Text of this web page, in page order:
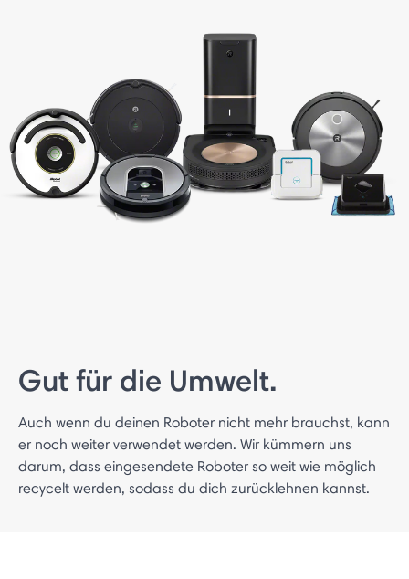
Gut für die Umwelt.
Auch wenn du deinen Roboter nicht mehr brauchst, kann
er noch weiter verwendet werden. Wir kümmern uns
darum, dass eingesendete Roboter so weit wie möglich
recycelt werden, sodass du dich zurücklehnen kannst.